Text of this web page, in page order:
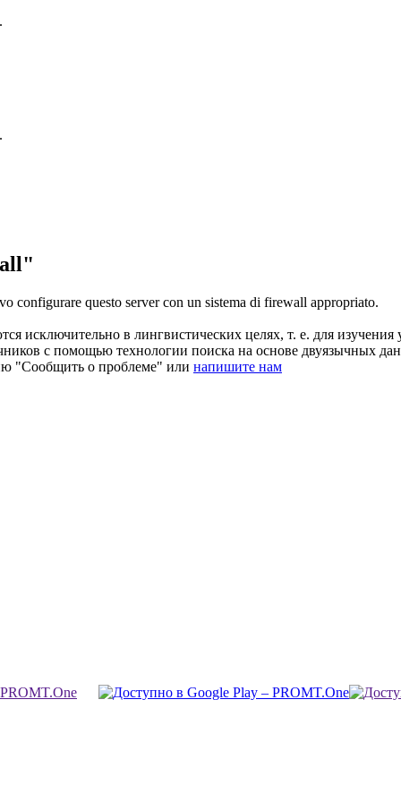
configurare questo server con un sistema di firewall appropriato.
исключительно в лингвистических целях, т. е. для
с помощью технологии поиска на основе двуязычных
"Сообщить о проблеме" или напишите нам